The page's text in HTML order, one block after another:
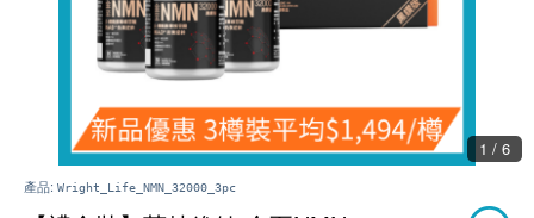
1 / 6
產品: Wright_Life_NMN_32000_3pc